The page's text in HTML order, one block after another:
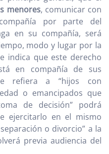
menores, comunicar con
por parte del
en su compañía, será
modo y lugar por la
indica que este derecho
en compañía de sus
refiera a “hijos con
o emancipados que
de decisión” podrá
ejercitarlo en el mismo
o divorcio” a la
previa audiencia del